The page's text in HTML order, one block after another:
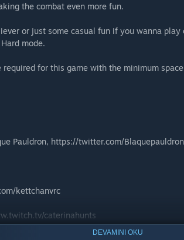
the combat even more fun.
or just some casual fun if you wanna
mode.
required for this game with the minimum
Pauldron, https://twitter.com/Blaquepauldron
kettchanvrc
caterinahunts
DEVAMINI OKU